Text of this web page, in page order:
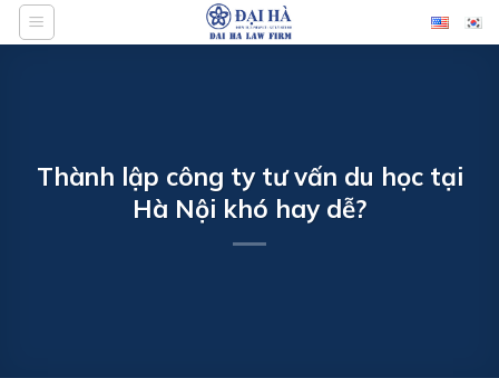
Bỏ
qua
Thành lập công ty tư vấn du học tại
Hà Nội khó hay dễ?